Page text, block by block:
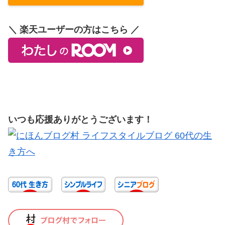
＼ 楽天ユーザーの方はこちら ／
いつも応援ありがとうございます！